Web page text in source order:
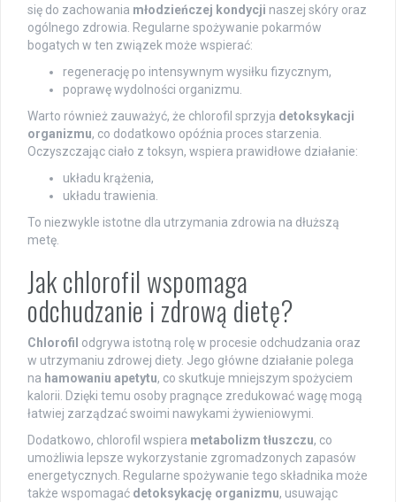
się do zachowania młodzieńczej kondycji naszej skóry oraz
ogólnego zdrowia. Regularne spożywanie pokarmów
bogatych w ten związek może wspierać:
regenerację po intensywnym wysiłku fizycznym,
poprawę wydolności organizmu.
Warto również zauważyć, że chlorofil sprzyja detoksykacji
organizmu, co dodatkowo opóźnia proces starzenia.
Oczyszczając ciało z toksyn, wspiera prawidłowe działanie:
układu krążenia,
układu trawienia.
To niezwykle istotne dla utrzymania zdrowia na dłuższą
metę.
Jak chlorofil wspomaga
odchudzanie i zdrową dietę?
Chlorofil odgrywa istotną rolę w procesie odchudzania oraz
w utrzymaniu zdrowej diety. Jego główne działanie polega
na hamowaniu apetytu, co skutkuje mniejszym spożyciem
kalorii. Dzięki temu osoby pragnące zredukować wagę mogą
łatwiej zarządzać swoimi nawykami żywieniowymi.
Dodatkowo, chlorofil wspiera metabolizm tłuszczu, co
umożliwia lepsze wykorzystanie zgromadzonych zapasów
energetycznych. Regularne spożywanie tego składnika może
także wspomagać detoksykację organizmu, usuwając